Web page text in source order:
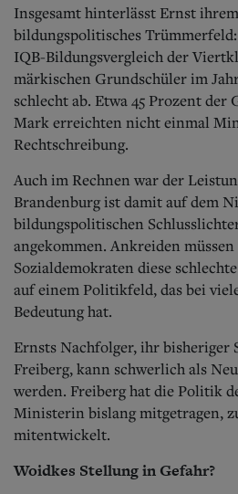
Insgesamt hinterlässt Ernst
bildungspolitisches
IQB-Bildungsvergleich der
märkischen Grundschüler im
schlecht ab. Etwa 45 Prozent
Mark erreichten nicht einmal
Rechtschreibung.
Auch im Rechnen war der
Brandenburg ist damit auf dem
bildungspolitischen
angekommen. Ankreiden
Sozialdemokraten diese
auf einem Politikfeld, das bei
Bedeutung hat.
Ernsts Nachfolger, ihr bisheriger
Freiberg, kann schwerlich als
werden. Freiberg hat die Politik
Ministerin bislang mitgetragen,
mitentwickelt.
Woidkes Stellung in Gefahr?